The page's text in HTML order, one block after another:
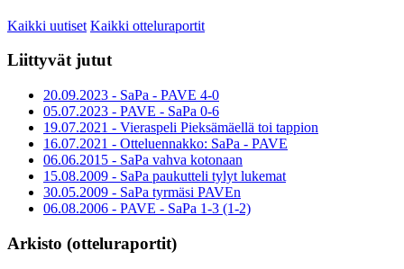
Kaikki uutiset Kaikki otteluraportit
Liittyvät jutut
20.09.2023 - SaPa - PAVE 4-0
05.07.2023 - PAVE - SaPa 0-6
19.07.2021 - Vieraspeli Pieksämäellä toi tappion
16.07.2021 - Otteluennakko: SaPa - PAVE
06.06.2015 - SaPa vahva kotonaan
15.08.2009 - SaPa paukutteli tylyt lukemat
30.05.2009 - SaPa tyrmäsi PAVEn
06.08.2006 - PAVE - SaPa 1-3 (1-2)
Arkisto (otteluraportit)